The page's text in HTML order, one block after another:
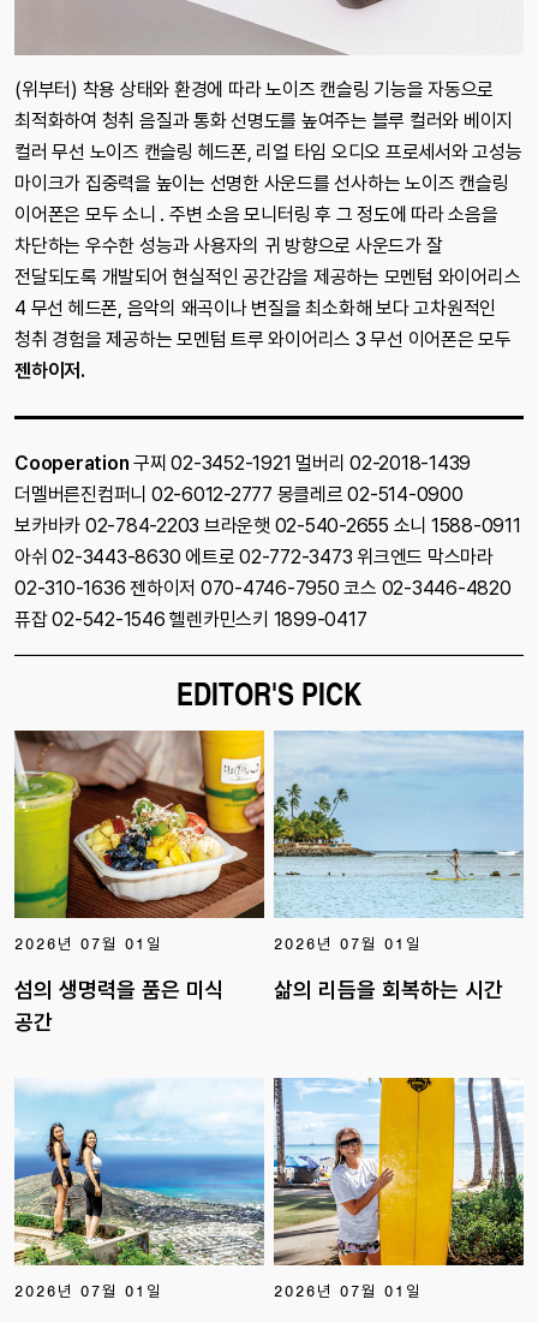
(위부터) 착용 상태와 환경에 따라 노이즈 캔슬링 기능을 자동으로
최적화하여 청취 음질과 통화 선명도를 높여주는 블루 컬러와 베이지
컬러 무선 노이즈 캔슬링 헤드폰, 리얼 타임 오디오 프로세서와 고성능
마이크가 집중력을 높이는 선명한 사운드를 선사하는 노이즈 캔슬링
이어폰은 모두 소니 . 주변 소음 모니터링 후 그 정도에 따라 소음을
차단하는 우수한 성능과 사용자의 귀 방향으로 사운드가 잘
전달되도록 개발되어 현실적인 공간감을 제공하는 모멘텀 와이어리스
4 무선 헤드폰, 음악의 왜곡이나 변질을 최소화해 보다 고차원적인
청취 경험을 제공하는 모멘텀 트루 와이어리스 3 무선 이어폰은 모두
젠하이저.
Cooperation 구찌 02-3452-1921 멀버리 02-2018-1439
더멜버른진컴퍼니 02-6012-2777 몽클레르 02-514-0900
보카바카 02-784-2203 브라운햇 02-540-2655 소니 1588-0911
아쉬 02-3443-8630 에트로 02-772-3473 위크엔드 막스마라
02-310-1636 젠하이저 070-4746-7950 코스 02-3446-4820
퓨잡 02-542-1546 헬렌카민스키 1899-0417
EDITOR'S PICK
2026년 07월 01일
섬의 생명력을 품은 미식
공간
2026년 07월 01일
삶의 리듬을 회복하는 시간
2026년 07월 01일 2026년 07월 01일